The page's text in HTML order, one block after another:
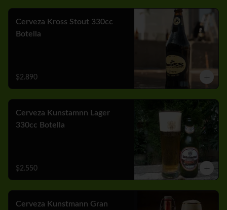
Cerveza Kross Stout 330cc
Botella
$2.890
Cerveza Kunstamnn Lager
330cc Botella
$2.550
Cerveza Kunstmann Gran